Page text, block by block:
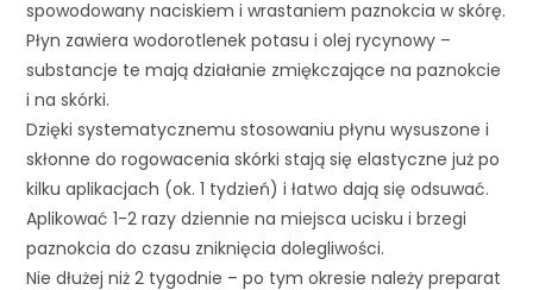
spowodowany naciskiem i wrastaniem paznokcia w skórę.
Płyn zawiera wodorotlenek potasu i olej rycynowy –
substancje te mają działanie zmiękczające na paznokcie
i na skórki.
Dzięki systematycznemu stosowaniu płynu wysuszone i
skłonne do rogowacenia skórki stają się elastyczne już po
kilku aplikacjach (ok. 1 tydzień) i łatwo dają się odsuwać.
Aplikować 1-2 razy dziennie na miejsca ucisku i brzegi
paznokcia do czasu zniknięcia dolegliwości.
Nie dłużej niż 2 tygodnie – po tym okresie należy preparat